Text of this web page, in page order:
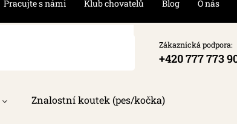
Pracujte s námi Klub chovatelů Blog
O nás
Zákaznická podpora:
+420 777 773
Znalostní koutek (pes/kočka)